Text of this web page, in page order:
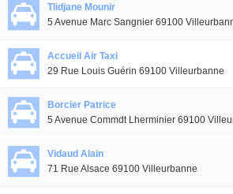
Tlidjane Mounir
5 Avenue Marc Sangnier 69100
Accueil Air Taxi
29 Rue Louis Guérin 69100 Villeurbanne
Borcier Patrice
5 Avenue Commdt Lherminier 69100
Vidaud Alain
71 Rue Alsace 69100 Villeurbanne